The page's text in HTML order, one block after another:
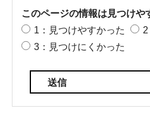
このページの情報は見つけや
1：見つけやすかった
2
3：見つけにくかった